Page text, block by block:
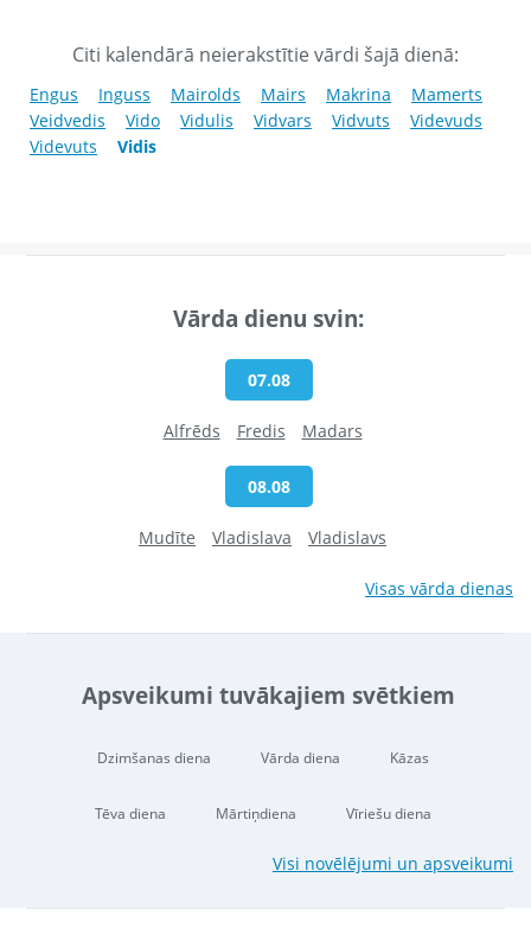
Citi kalendārā neierakstītie vārdi šajā dienā:
Engus Inguss Mairolds Mairs Makrina
Mamerts
Veidvedis
Vido Vidulis Vidvars Vidvuts
Videvuds
Videvuts
Vidis
Vārda dienu svin:
07.08
Alfrēds Fredis Madars
08.08
Mudīte Vladislava Vladislavs
Visas vārda dienas
Apsveikumi tuvākajiem svētkiem
Dzimšanas diena Vārda diena Kāzas
Tēva diena Mārtiņdiena Vīriešu diena
Visi novēlējumi un apsveikumi